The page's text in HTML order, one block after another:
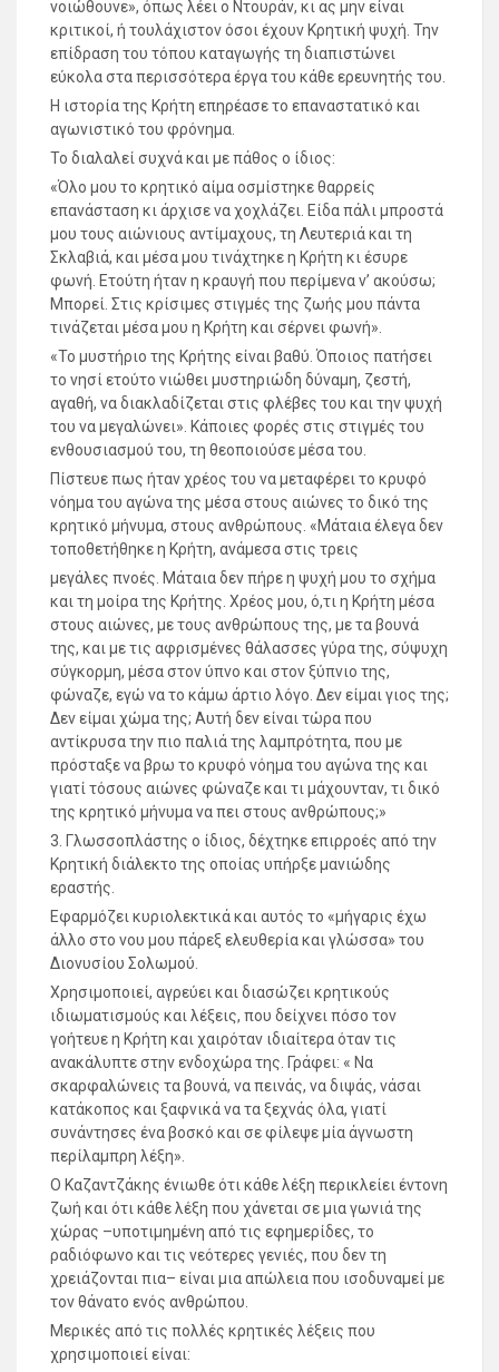
νοιώθουνε», όπως λέει ο Ντουράν, κι ας μην είναι
κριτικοί, ή τουλάχιστον όσοι έχουν Κρητική ψυχή. Την
επίδραση του τόπου καταγωγής τη διαπιστώνει
εύκολα στα περισσότερα έργα του κάθε ερευνητής του.
Η ιστορία της Κρήτη επηρέασε το επαναστατικό και
αγωνιστικό του φρόνημα.
Το διαλαλεί συχνά και με πάθος ο ίδιος:
«Όλο μου το κρητικό αίμα οσμίστηκε θαρρείς
επανάσταση κι άρχισε να χοχλάζει. Είδα πάλι μπροστά
μου τους αιώνιους αντίμαχους, τη Λευτεριά και τη
Σκλαβιά, και μέσα μου τινάχτηκε η Κρήτη κι έσυρε
φωνή. Ετούτη ήταν η κραυγή που περίμενα ν’ ακούσω;
Μπορεί. Στις κρίσιμες στιγμές της ζωής μου πάντα
τινάζεται μέσα μου η Κρήτη και σέρνει φωνή».
«Το μυστήριο της Κρήτης είναι βαθύ. Όποιος πατήσει
το νησί ετούτο νιώθει μυστηριώδη δύναμη, ζεστή,
αγαθή, να διακλαδίζεται στις φλέβες του και την ψυχή
του να μεγαλώνει». Κάποιες φορές στις στιγμές του
ενθουσιασμού του, τη θεοποιούσε μέσα του.
Πίστευε πως ήταν χρέος του να μεταφέρει το κρυφό
νόημα του αγώνα της μέσα στους αιώνες το δικό της
κρητικό μήνυμα, στους ανθρώπους. «Μάταια έλεγα δεν
τοποθετήθηκε η Κρήτη, ανάμεσα στις τρεις
μεγάλες πνοές. Μάταια δεν πήρε η ψυχή μου το σχήμα
και τη μοίρα της Κρήτης. Χρέος μου, ό,τι η Κρήτη μέσα
στους αιώνες, με τους ανθρώπους της, με τα βουνά
της, και με τις αφρισμένες θάλασσες γύρα της, σύψυχη
σύγκορμη, μέσα στον ύπνο και στον ξύπνιο της,
φώναζε, εγώ να το κάμω άρτιο λόγο. Δεν είμαι γιος της;
Δεν είμαι χώμα της; Αυτή δεν είναι τώρα που
αντίκρυσα την πιο παλιά της λαμπρότητα, που με
πρόσταξε να βρω το κρυφό νόημα του αγώνα της και
γιατί τόσους αιώνες φώναζε και τι μάχουνταν, τι δικό
της κρητικό μήνυμα να πει στους ανθρώπους;»
3. Γλωσσοπλάστης ο ίδιος, δέχτηκε επιρροές από την
Κρητική διάλεκτο της οποίας υπήρξε μανιώδης
εραστής.
Εφαρμόζει κυριολεκτικά και αυτός το «μήγαρις έχω
άλλο στο νου μου πάρεξ ελευθερία και γλώσσα» του
Διονυσίου Σολωμού.
Χρησιμοποιεί, αγρεύει και διασώζει κρητικούς
ιδιωματισμούς και λέξεις, που δείχνει πόσο τον
γοήτευε η Κρήτη και χαιρόταν ιδιαίτερα όταν τις
ανακάλυπτε στην ενδοχώρα της. Γράφει: « Να
σκαρφαλώνεις τα βουνά, να πεινάς, να διψάς, νάσαι
κατάκοπος και ξαφνικά να τα ξεχνάς όλα, γιατί
συνάντησες ένα βοσκό και σε φίλεψε μία άγνωστη
περίλαμπρη λέξη».
Ο Καζαντζάκης ένιωθε ότι κάθε λέξη περικλείει έντονη
ζωή και ότι κάθε λέξη που χάνεται σε μια γωνιά της
χώρας –υποτιμημένη από τις εφημερίδες, το
ραδιόφωνο και τις νεότερες γενιές, που δεν τη
χρειάζονται πια– είναι μια απώλεια που ισοδυναμεί με
τον θάνατο ενός ανθρώπου.
Μερικές από τις πολλές κρητικές λέξεις που
χρησιμοποιεί είναι: